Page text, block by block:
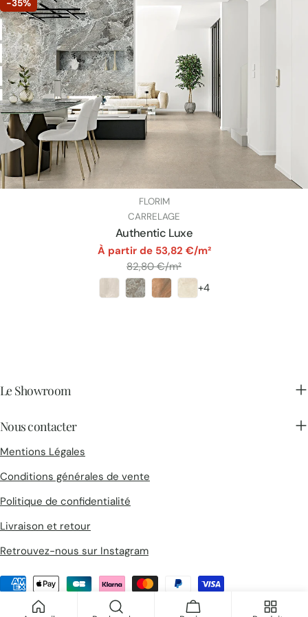
-35%
FOURNISSEUR:
FLORIM
TAPER:
CARRELAGE
Authentic Luxe
Prix
unitaire
par
À partir de 53,82 €/m²
82,80 €/m²
+4
Le Showroom
Nous contacter
Mentions Légales
Conditions générales de vente
Politique de confidentialité
Livraison et retour
Retrouvez-nous sur Instagram
© 2026Collections d'Architectes
Méthodes